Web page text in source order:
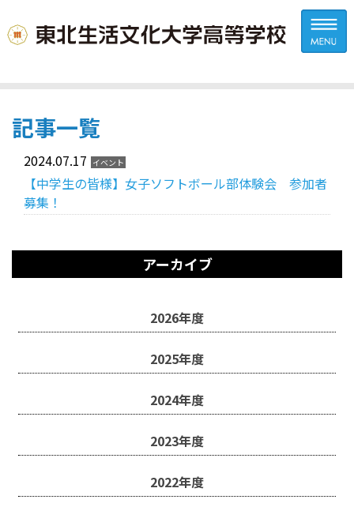
記事一覧
2024.07.17 イベント
【中学生の皆様】女子ソフトボール部体験会 参加者
募集！
アーカイブ
2026年度
2025年度
2024年度
2023年度
2022年度